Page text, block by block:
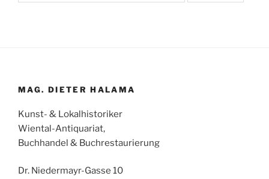
MAG. DIETER HALAMA
Kunst- & Lokalhistoriker
Wiental-Antiquariat,
Buchhandel & Buchrestaurierung
Dr. Niedermayr-Gasse 10